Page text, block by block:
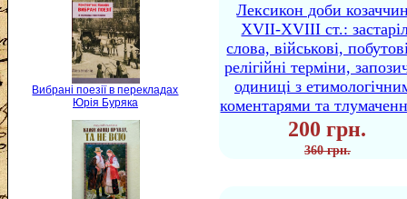
Вибрані поезії в перекладах
Юрія Буряка
Лексикон доби
XVII-XVIII ст.:
слова, військові,
релігійні терміни,
одиниці з
коментарями та
200 грн.
360 грн.